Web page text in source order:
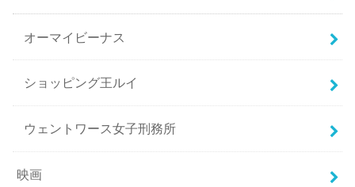
オーマイビーナス
ショッピング王ルイ
ウェントワース女子刑務所
映画